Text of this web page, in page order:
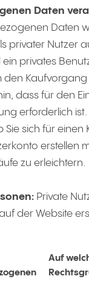
Daten
Daten
privater Nutzer
privates
den
dass für den
erforderlich
sich für einen
erstellen
zu erleichtern.
Private
der Website
Auf